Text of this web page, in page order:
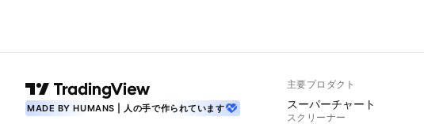
MADE BY HUMANS | 人の手で作られています
主要プロダクト
スーパーチャート
スクリーナー